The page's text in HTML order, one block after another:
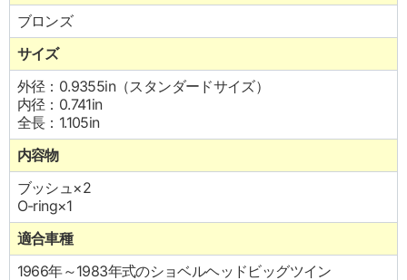
ブロンズ
サイズ
外径：0.9355in（スタンダードサイズ）
内径：0.741in
全長：1.105in
内容物
ブッシュ×2
O-ring×1
適合車種
1966年～1983年式のショベルヘッドビッグツイン